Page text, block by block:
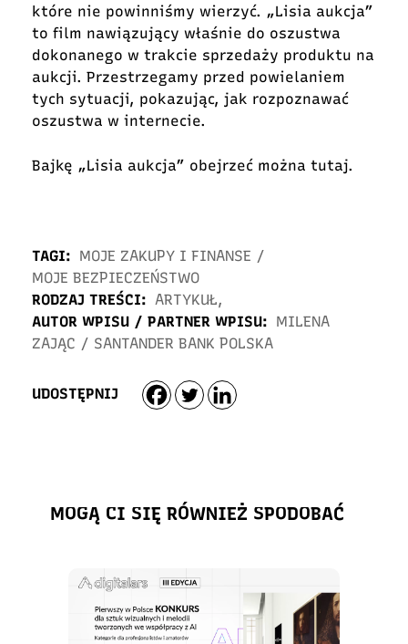
które nie powinniśmy wierzyć. „Lisia aukcja”
to film nawiązujący właśnie do oszustwa
dokonanego w trakcie sprzedaży produktu na
aukcji. Przestrzegamy przed powielaniem
tych sytuacji, pokazując, jak rozpoznawać
oszustwa w internecie.
Bajkę „Lisia aukcja” obejrzeć można tutaj.
TAGI: MOJE ZAKUPY I FINANSE /
MOJE BEZPIECZEŃSTWO
RODZAJ TREŚCI: ARTYKUŁ,
AUTOR WPISU / PARTNER WPISU: MILENA
ZAJĄC / SANTANDER BANK POLSKA
UDOSTĘPNIJ
MOGĄ CI SIĘ RÓWNIEŻ SPODOBAĆ